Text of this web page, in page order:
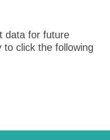
data for future
click the following